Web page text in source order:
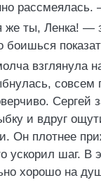
же ты, Ленка! —
боишься
взглянула
совсем
Сергей
и вдруг
Он плотнее
ускорил шаг. В
хорошо на